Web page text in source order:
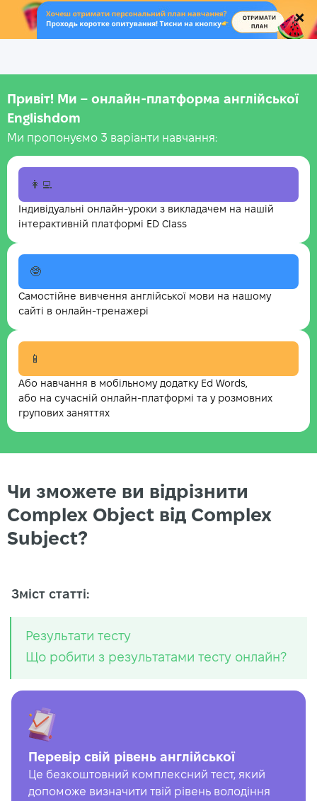
.
Привіт! Ми – онлайн-платформа англійської
Englishdom
Ми пропонуємо 3 варіанти навчання:
👩‍💻
Індивідуальні онлайн-уроки з викладачем на нашій
інтерактивній платформі ED Class
🤓
Самостійне вивчення англійської мови на нашому
сайті в онлайн-тренажері
📱
Або навчання в мобільному додатку Ed Words,
або на сучасній онлайн-платформі та у розмовних
групових заняттях
Чи зможете ви відрізнити
Complex Object від Complex
Subject?
Зміст статті:
Результати тесту
Що робити з результатами тесту онлайн?
Перевір свій рівень англійської
Це безкоштовний комплексний тест, який
допоможе визначити твій рівень володіння